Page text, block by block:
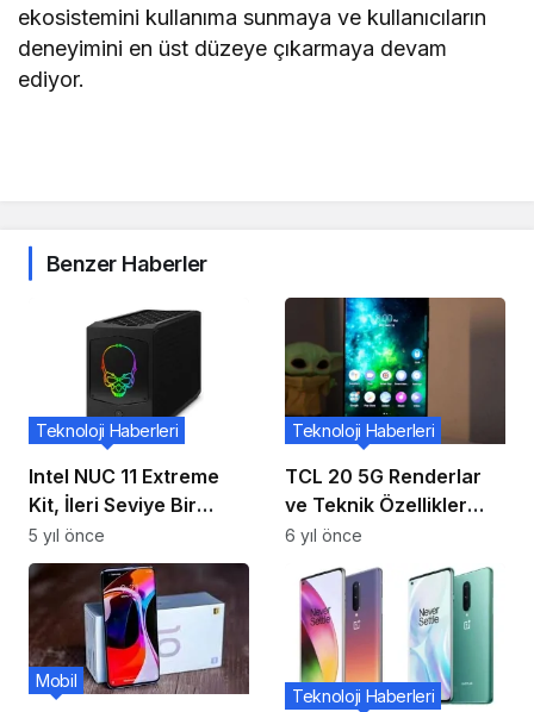
ekosistemini kullanıma sunmaya ve kullanıcıların
deneyimini en üst düzeye çıkarmaya devam
ediyor.
Benzer Haberler
Intel NUC 11 Extreme
Kit, İleri Seviye Bir
Oyun Deneyimi
Sunuyor
Teknoloji Haberleri
5 yıl önce
TCL 20 5G Renderlar
ve Teknik Özellikler
Sızıntısı 6,67 İnç Ekran,
SD690, 48MP Üçlü
Kameralar ve Daha
Fazlasını Ortaya
Koyuyor
Teknoloji Haberleri
6 yıl önce
Mobil
Teknoloji Haberleri